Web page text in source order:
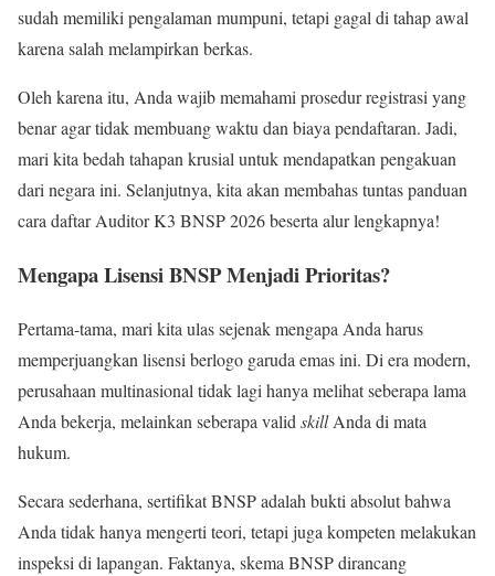
sudah memiliki pengalaman mumpuni, tetapi gagal di tahap awal
karena salah melampirkan berkas.
Oleh karena itu, Anda wajib memahami prosedur registrasi yang
benar agar tidak membuang waktu dan biaya pendaftaran. Jadi,
mari kita bedah tahapan krusial untuk mendapatkan pengakuan
dari negara ini. Selanjutnya, kita akan membahas tuntas panduan
cara daftar Auditor K3 BNSP 2026 beserta alur lengkapnya!
Mengapa Lisensi BNSP Menjadi Prioritas?
Pertama-tama, mari kita ulas sejenak mengapa Anda harus
memperjuangkan lisensi berlogo garuda emas ini. Di era modern,
perusahaan multinasional tidak lagi hanya melihat seberapa lama
Anda bekerja, melainkan seberapa valid skillAnda di mata
hukum.
Secara sederhana, sertifikat BNSP adalah bukti absolut bahwa
Anda tidak hanya mengerti teori, tetapi juga kompeten melakukan
inspeksi di lapangan. Faktanya, skema BNSP dirancang